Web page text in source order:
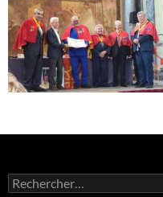
Rechercher :